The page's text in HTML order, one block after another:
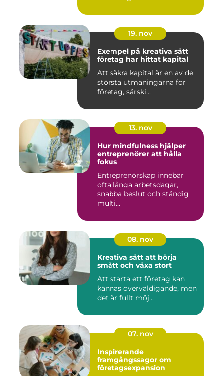
19. nov
Exempel på kreativa sätt
företag har hittat kapital
Att säkra kapital är en av de
största utmaningarna för
företag, särski...
13. nov
Hur mindfulness hjälper
entreprenörer att hålla
fokus
Entreprenörskap innebär
ofta långa arbetsdagar,
snabba beslut och ständig
multi...
08. nov
Kreativa sätt att börja
smått och växa stort
Att starta ett företag kan
kännas överväldigande, men
det är fullt möj...
07. nov
Inspirerande
framgångssagor om
företagsexpansion